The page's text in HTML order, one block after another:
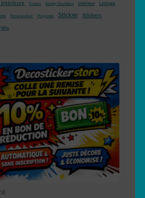
Intérieure France Harley Davidson Intérieur Lettrage
Personnaliser Polyester Sticker Stickers
Vélo